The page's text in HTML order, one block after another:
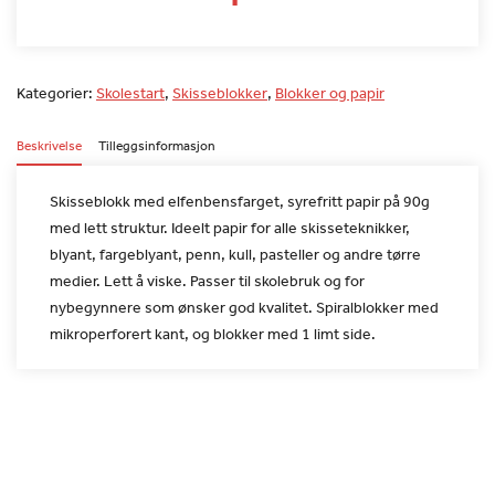
Kategorier: Skolestart, Skisseblokker, Blokker og papir
Beskrivelse Tilleggsinformasjon
Skisseblokk med elfenbensfarget, syrefritt papir på 90g
med lettstruktur. Ideelt papir for alle skisseteknikker,
blyant, fargeblyant, penn, kull, pasteller og andre tørre
medier. Lett åviske. Passer til skolebruk og for
nybegynnere som ønsker god kvalitet. Spiralblokker med
mikroperforert kant, og blokker med 1 limt side.